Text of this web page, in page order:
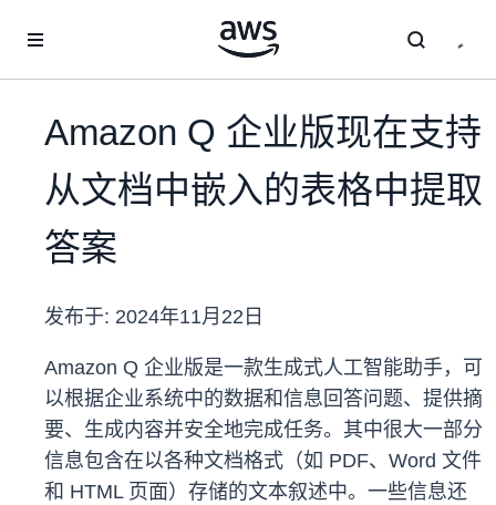
Amazon Q 企业版现在支持
从文档中嵌入的表格中提取
答案
发布于: 2024年11月22日
Amazon Q 企业版是一款生成式人工智能助手，可
以根据企业系统中的数据和信息回答问题、提供摘
要、生成内容并安全地完成任务。其中很大一部分
信息包含在以各种文档格式（如 PDF、Word 文件
和 HTML 页面）存储的文本叙述中。一些信息还